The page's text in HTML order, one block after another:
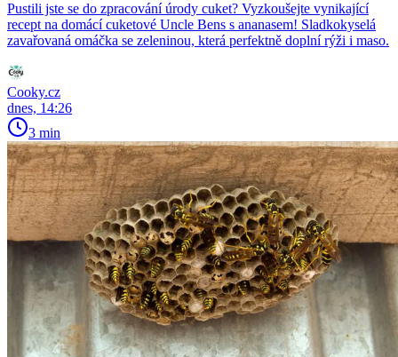
Pustili jste se do zpracování úrody cuket? Vyzkoušejte vynikající
recept na domácí cuketové Uncle Bens s ananasem! Sladkokyselá
zavařovaná omáčka se zeleninou, která perfektně doplní rýži i maso.
Cooky.cz
dnes, 14:26
3 min